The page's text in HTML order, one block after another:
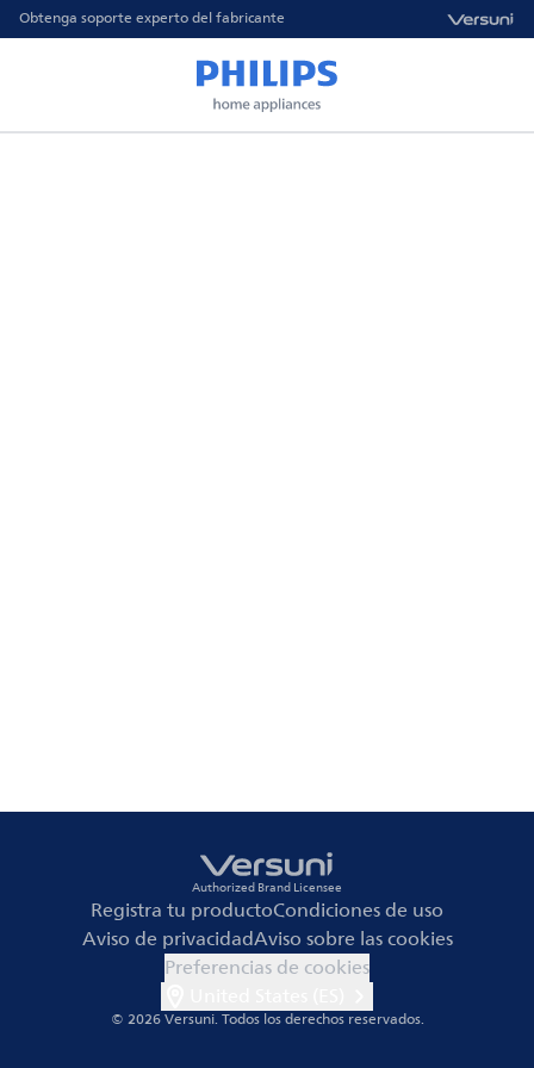
Obtenga soporte experto del fabricante
Authorized Brand Licensee
Registra tu productoCondiciones de uso
Aviso de privacidadAviso sobre las cookies
Preferencias de cookies
© 2026 Versuni.Todos los derechos reservados.